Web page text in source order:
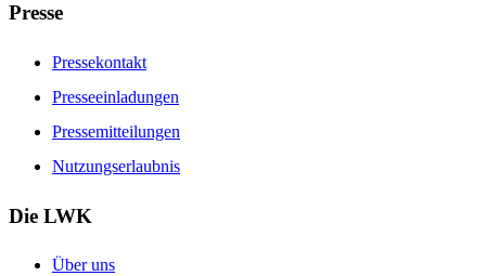
Presse
Pressekontakt
Presseeinladungen
Pressemitteilungen
Nutzungserlaubnis
Die LWK
Über uns